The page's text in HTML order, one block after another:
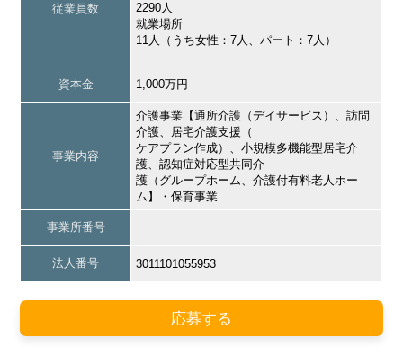
従業員数
2290人
就業場所
11人（うち女性：7人、パート：7人）
資本金 1,000万円
事業内容
介護事業【通所介護（デイサービス）、訪問
介護、居宅介護支援（
ケアプラン作成）、小規模多機能型居宅介
護、認知症対応型共同介
護（グループホーム、介護付有料老人ホー
ム】・保育事業
事業所番号
法人番号 3011101055953
応募する